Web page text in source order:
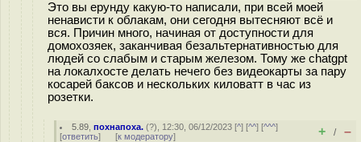
Это вы ерунду какую-то написали, при всей моей
ненависти к облакам, они сегодня вытесняют всё и
вся. Причин много, начиная от доступности для
домохозяек, заканчивая безальтернативностью для
людей со слабым и старым железом. Тому же chatgpt
на локалхосте делать нечего без видеокарты за пару
косарей баксов и нескольких киловатт в час из
розетки.
5.89 ,похнапоха. (?), 12:30, 06/12/2023 [^] [^^] [^^^]
[ответить] [к модератору] + / –